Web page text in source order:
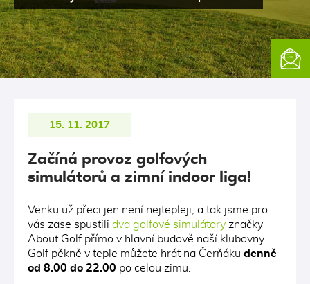
15. 11. 2017
Začíná provoz golfových
simulátorů a zimní indoor liga!
Venku už přeci jen není nejtepleji, a tak jsme pro
vás zase spustili dva golfové simulátory značky
About Golf přímo v hlavní budově naší klubovny.
Golf pěkně v teple můžete hrát na Čerňáku denně
od 8.00 do 22.00 po celou zimu.